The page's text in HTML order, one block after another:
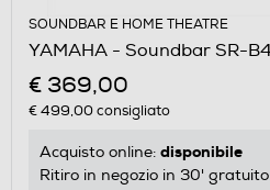
SOUNDBAR E HOME THEATRE
YAMAHA - Soundbar SR-
€ 369,00
€ 499,00consigliato
Acquisto online: disponibile
Ritiro in negozio in 30'